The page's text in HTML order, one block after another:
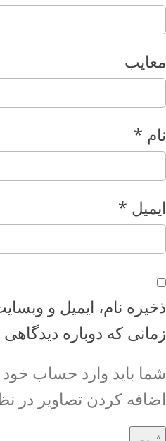
معایب
نام *
ایمیل *
ذخیره نام، ایمیل و
زمانی که دوباره
شما باید وارد حساب خود
اضافه کردن تصاویر در